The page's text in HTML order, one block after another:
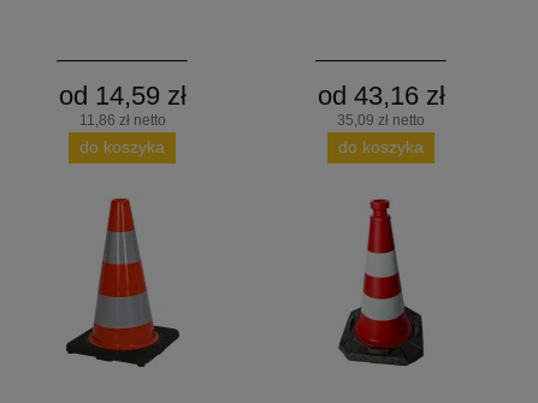
od 14,59 zł
11,86 zł netto
do koszyka
od 43,16 zł
35,09 zł netto
do koszyka